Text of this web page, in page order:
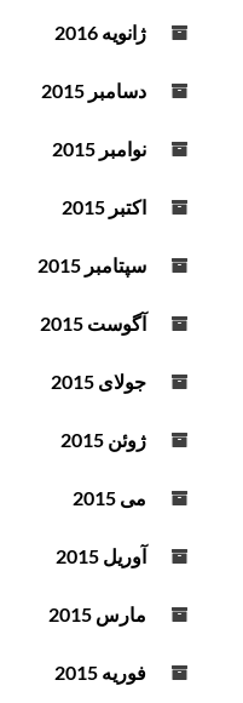
ژانویه 2016
دسامبر 2015
نوامبر 2015
اکتبر 2015
سپتامبر 2015
آگوست 2015
جولای 2015
ژوئن 2015
می 2015
آوریل 2015
مارس 2015
فوریه 2015